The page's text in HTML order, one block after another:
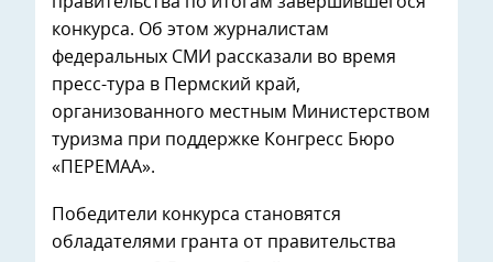
конкурса. Об этом журналистам
федеральных СМИ рассказали во время
пресс-тура в Пермский край,
организованного местным Министерством
туризма при поддержке Конгресс Бюро
«ПЕРЕМАА».
Победители конкурса становятся
обладателями гранта от правительства